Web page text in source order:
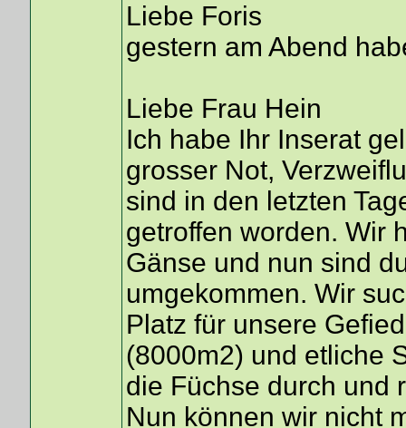
Liebe Foris
gestern am Abend
Liebe Frau Hein
Ich habe Ihr Inserat
grosser Not,
sind in den letzten
getroffen worden. Wir
Gänse und nun sind
umgekommen. Wir
Platz für unsere
(8000m2) und etliche
die Füchse durch und
Nun können wir nicht